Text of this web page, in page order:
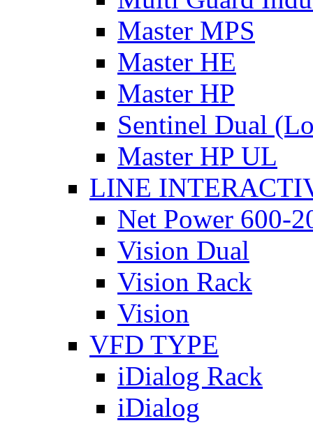
Master MPS
Master HE
Master HP
Sentinel Dual
Master HP UL
LINE
Net Power 600-
Vision Dual
Vision Rack
Vision
VFD TYPE
iDialog Rack
iDialog